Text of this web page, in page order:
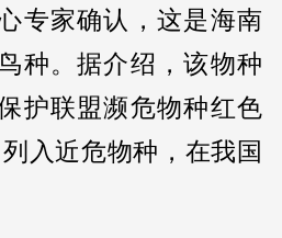
专家确认，这是海南
种。据介绍，该物种
护联盟濒危物种红色
入近危物种，在我国